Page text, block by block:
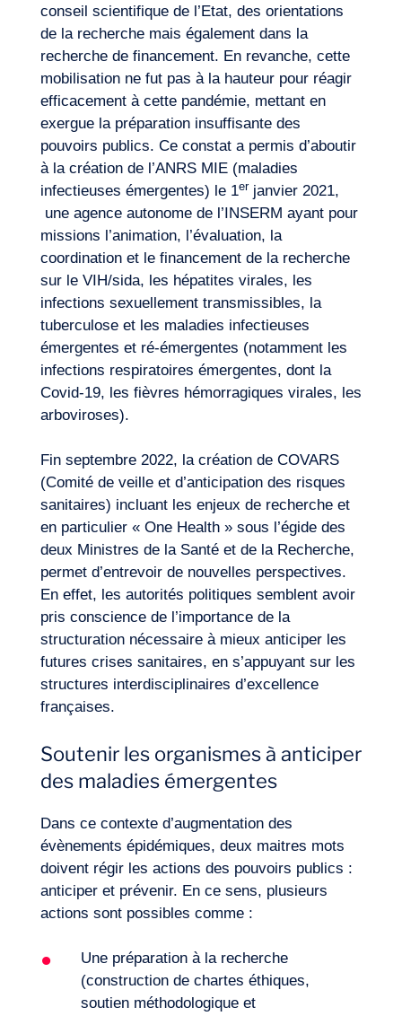
conseil scientifique de l’Etat, des orientations
de la recherche mais également dans la
recherche de financement. En revanche, cette
mobilisation ne fut pas à la hauteur pour réagir
efficacement à cette pandémie, mettant en
exergue la préparation insuffisante des
pouvoirs publics. Ce constat a permis d’aboutir
à la création de l’ANRS MIE (maladies
infectieuses émergentes) le 1erjanvier 2021,
une agence autonome de l’INSERM ayant pour
missions l’animation, l’évaluation, la
coordination et le financement de la recherche
sur le VIH/sida, les hépatites virales, les
infections sexuellement transmissibles, la
tuberculose et les maladies infectieuses
émergentes et ré-émergentes (notamment les
infections respiratoires émergentes, dont la
Covid-19, les fièvres hémorragiques virales, les
arboviroses).
Fin septembre 2022, la création de COVARS
(Comité de veille et d’anticipation des risques
sanitaires) incluant les enjeux de recherche et
en particulier « One Health » sous l’égide des
deux Ministres de la Santé et de la Recherche,
permet d’entrevoir de nouvelles perspectives.
En effet, les autorités politiques semblent avoir
pris conscience de l’importance de la
structuration nécessaire à mieux anticiper les
futures crises sanitaires, en s’appuyant sur les
structures interdisciplinaires d’excellence
françaises.
Soutenir les organismes à anticiper
des maladies émergentes
Dans ce contexte d’augmentation des
évènements épidémiques, deux maitres mots
doivent régir les actions des pouvoirs publics :
anticiper et prévenir. En ce sens, plusieurs
actions sont possibles comme :
Une préparation à la recherche
(construction de chartes éthiques,
soutien méthodologique et